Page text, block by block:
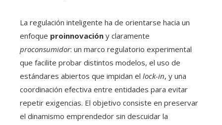
La regulación inteligente ha de orientarse hacia un
enfoque proinnovación y claramente
proconsumidor: un marco regulatorio experimental
que facilite probar distintos modelos, el uso de
estándares abiertos que impidan el lock-in, y una
coordinación efectiva entre entidades para evitar
repetir exigencias. El objetivo consiste en preservar
el dinamismo emprendedor sin descuidar la